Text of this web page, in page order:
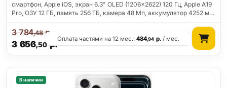
смартфон, Apple iOS, экран 6.3" OLED (1206x2622) 120 Гц, Apple A19
Pro, ОЗУ 12 ГБ, память 256 ГБ, камера 48 Мп, аккумулятор 4252 м…
3 656,50 р.
3 784,48р.
Оплата частями на 12 мес.:484,94 р./ мес.
В наличии